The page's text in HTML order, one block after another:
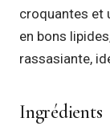
croquantes et
en bons
rassasiante,
Ingrédients